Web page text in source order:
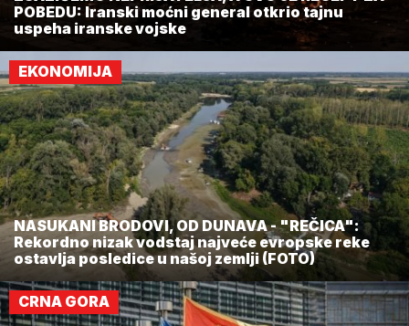
POBEDU: Iranski moćni general otkrio tajnu
uspeha iranske vojske
EKONOMIJA
NASUKANI BRODOVI, OD DUNAVA - "REČICA":
Rekordno nizak vodstaj najveće evropske reke
ostavlja posledice u našoj zemlji (FOTO)
CRNA GORA